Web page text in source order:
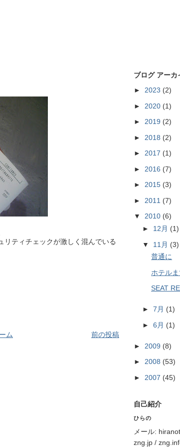
リティチェックが激しく混んでいる
前の投稿
ム
ブログ アーカ
► 2023 (2)
► 2020 (1)
► 2019 (2)
► 2018 (2)
► 2017 (1)
► 2016 (7)
► 2015 (3)
► 2011 (7)
▼ 2010 (6)
► 12月 (1)
▼ 11月 (3)
普通に
ホテル
SEAT
► 7月 (1)
► 6月 (1)
► 2009 (8)
► 2008 (53)
► 2007 (45)
自己紹介
ひらの
メール:
zng.jp /